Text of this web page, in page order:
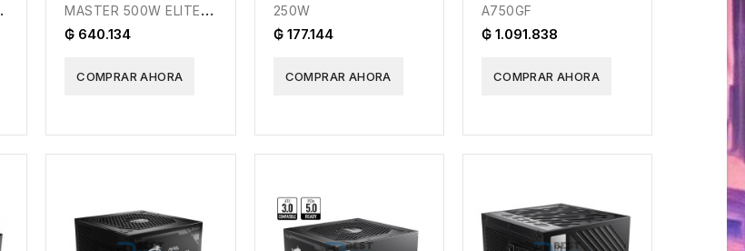
MASTER 500W ELITE
V3 FULL RANGE
₲ 640.134
COMPRAR AHORA
250W
₲ 177.144
COMPRAR AHORA
A750GF
₲ 1.091.838
COMPRAR AHORA